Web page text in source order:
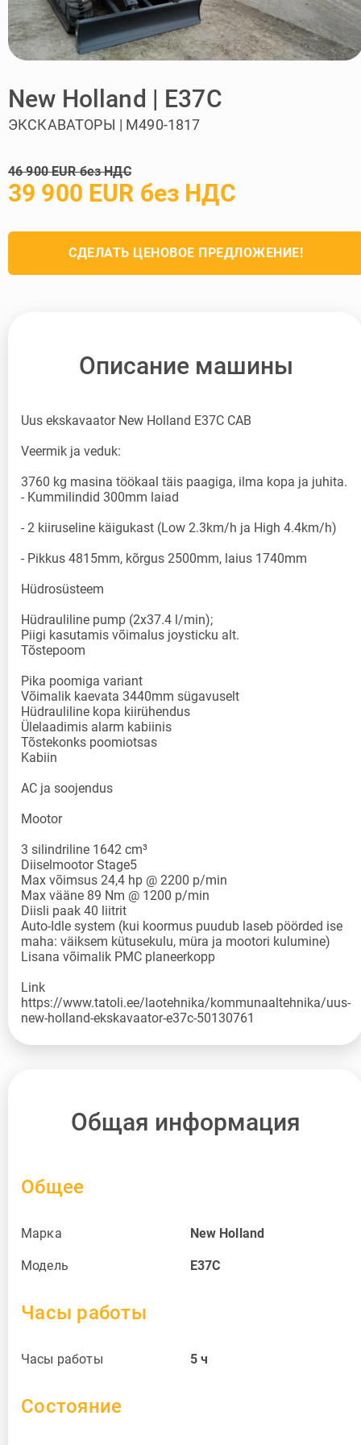
New Holland | E37C
ЭКСКАВАТОРЫ | M490-1817
46 900 EUR без НДС
39 900 EUR без НДС
СДЕЛАТЬ ЦЕНОВОЕ ПРЕДЛОЖЕНИЕ!
Описание машины
Uus ekskavaator New Holland E37C CAB
Veermik ja veduk:
3760 kg masina töökaal täis paagiga, ilma kopa ja juhita.
- Kummilindid 300mm laiad
- 2 kiiruseline käigukast (Low 2.3km/h ja High 4.4km/h)
- Pikkus 4815mm, kõrgus 2500mm, laius 1740mm
Hüdrosüsteem
Hüdrauliline pump (2x37.4 l/min);
Piigi kasutamis võimalus joysticku alt.
Tõstepoom
Pika poomiga variant
Võimalik kaevata 3440mm sügavuselt
Hüdrauliline kopa kiirühendus
Ülelaadimis alarm kabiinis
Tõstekonks poomiotsas
Kabiin
AC ja soojendus
Mootor
3 silindriline 1642 cm³
Diiselmootor Stage5
Max võimsus 24,4 hp @ 2200 p/min
Max vääne 89 Nm @ 1200 p/min
Diisli paak 40 liitrit
Auto-Idle system (kui koormus puudub laseb pöörded ise
maha: väiksem kütusekulu, müra ja mootori kulumine)
Lisana võimalik PMC planeerkopp
Link
https://www.tatoli.ee/laotehnika/kommunaaltehnika/uus-
Общая информация
Общее
Марка New Holland
Модель E37C
Часы работы
Часы работы 5 ч
Состояние